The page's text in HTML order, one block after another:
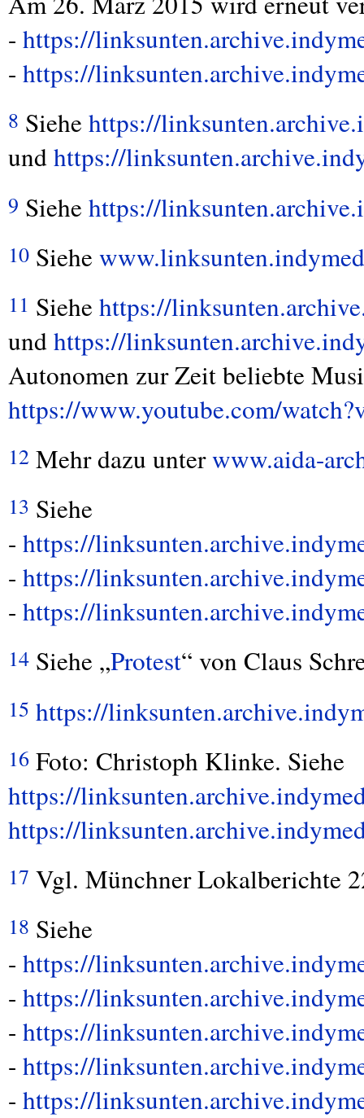
- https://
- https://
8 Siehe https://
undhttps://
9 Siehe https://
10 Siehe
11 Siehe https://
undhttps://
Autonomen zur Zeit beliebte
https://www.youtube.com/
12 Mehr dazu unterwww.aida-
13 Siehe
- https://
- https://
- https://
14 Siehe „Protest“ von Claus
15 https://
16 Foto: Christoph Klinke. Siehe
https://
https://
17 Vgl. Münchner Lokalberichte
18 Siehe
- https://
- https://
- https://
- https://
- https://